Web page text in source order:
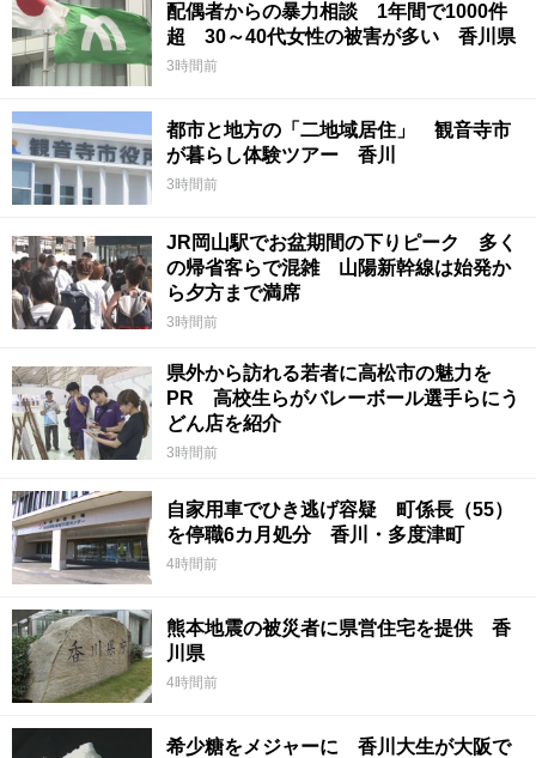
配偶者からの暴力相談 1年間で1000件
超 30～40代女性の被害が多い 香川県
3時間前
都市と地方の「二地域居住」 観音寺市
が暮らし体験ツアー 香川
3時間前
JR岡山駅でお盆期間の下りピーク 多く
の帰省客らで混雑 山陽新幹線は始発か
ら夕方まで満席
3時間前
県外から訪れる若者に高松市の魅力を
PR 高校生らがバレーボール選手らにう
どん店を紹介
3時間前
自家用車でひき逃げ容疑 町係長（55）
を停職6カ月処分 香川・多度津町
4時間前
熊本地震の被災者に県営住宅を提供 香
川県
4時間前
希少糖をメジャーに 香川大生が大阪で